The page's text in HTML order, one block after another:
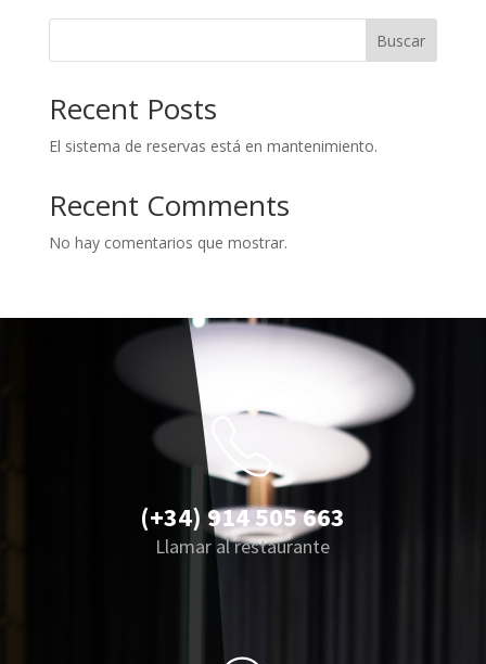
Buscar
Recent Posts
El sistema de reservas está en mantenimiento.
Recent Comments
No hay comentarios que mostrar.
(+34) 914 505 663
Llamar al restaurante